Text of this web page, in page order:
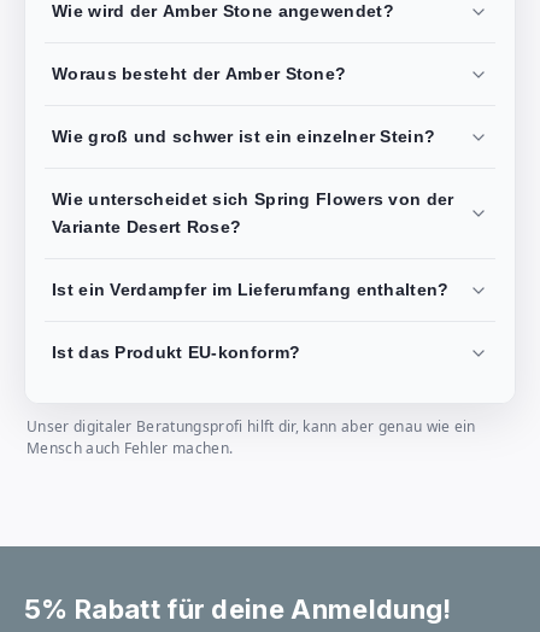
Wie wird der Amber Stone angewendet?
Woraus besteht der Amber Stone?
Wie groß und schwer ist ein einzelner Stein?
Wie unterscheidet sich Spring Flowers von der
Variante Desert Rose?
Ist ein Verdampfer im Lieferumfang enthalten?
Ist das Produkt EU-konform?
Unser digitaler Beratungsprofi hilft dir, kann aber genau wie ein
Mensch auch Fehler machen.
5% Rabatt für deine Anmeldung!